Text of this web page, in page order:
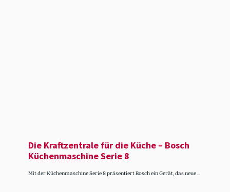
Die Kraft­zen­trale für die Küche – Bosch
Küchenmaschine Serie 8
Mit der Küchenmaschine Serie 8 präsentiert Bosch ein Gerät, das neue ...